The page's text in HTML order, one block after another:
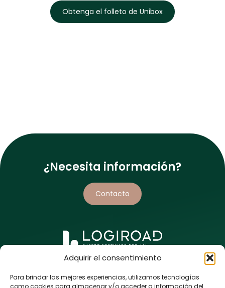
Adquirir el consentimiento
Para brindar las mejores experiencias, utilizamos tecnologías
como cookies para almacenar y/o acceder a información del
Obtenga el folleto de Unibox
¿Necesita información?
Contacto
5 rue de l’Enclose
44118 La Chevrolière
FRANCIA